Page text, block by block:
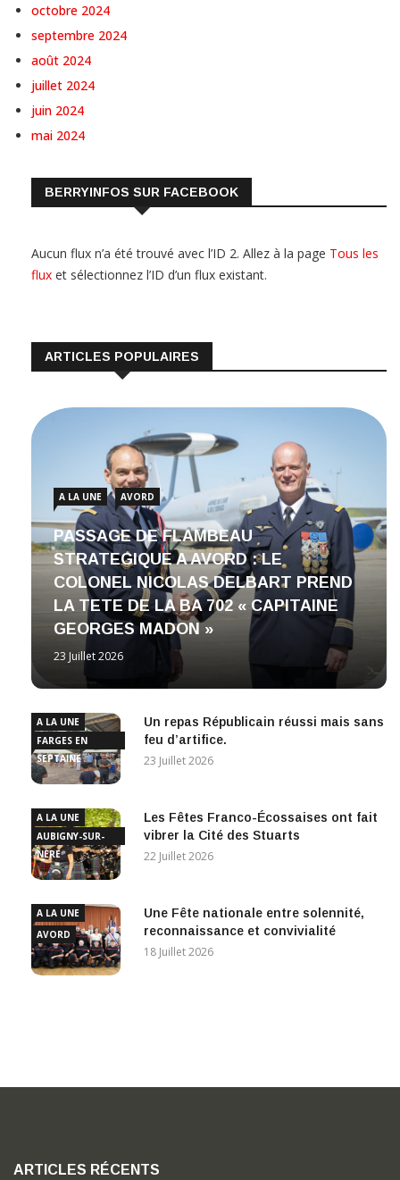
octobre 2024
septembre 2024
août 2024
juillet 2024
juin 2024
mai 2024
BERRYINFOS SUR FACEBOOK
Aucun flux n’a été trouvé avec l’ID 2. Allez à la page Tous les
flux et sélectionnez l’ID d’un flux existant.
ARTICLES POPULAIRES
A LA UNE AVORD
PASSAGE DE FLAMBEAU
STRATEGIQUE A AVORD : LE
COLONEL NICOLAS DELBART PREND
LA TETE DE LA BA 702 « CAPITAINE
GEORGES MADON »
23 Juillet 2026
A LA UNE
FARGES EN
SEPTAINE
Un repas Républicain réussi mais sans
feu d’artifice.
23 Juillet 2026
A LA UNE
AUBIGNY-SUR-
NÈRE
Les Fêtes Franco-Écossaises ont fait
vibrer la Cité des Stuarts
22 Juillet 2026
A LA UNE
AVORD
Une Fête nationale entre solennité,
reconnaissance et convivialité
18 Juillet 2026
ARTICLES RÉCENTS